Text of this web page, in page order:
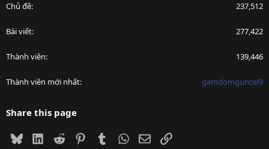
Chủ đề 237,512
Bài viết 277,422
Thành viên 139,446
Thành viên mới nhất gamdomguncel9
Share this page
BlueskyLinkedIn
Reddit PinterestTumblrWhatsApp
EmailLink